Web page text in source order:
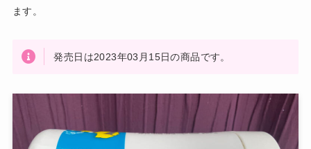
ます。
発売日は2023年03月15日の商品です。